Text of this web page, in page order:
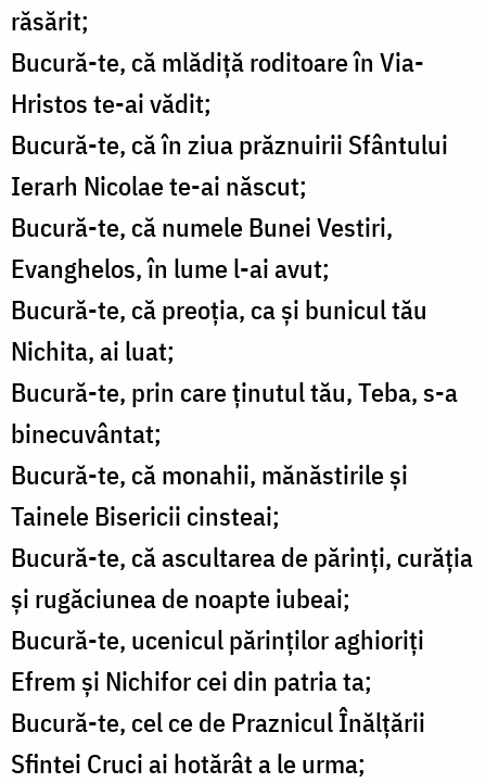
răsărit;
Bucură-te, că mlădiță roditoare în Via-
Hristos te-ai vădit;
Bucură-te, că în ziua prăznuirii Sfântului
Ierarh Nicolae te-ai născut;
Bucură-te, că numele Bunei Vestiri,
Evanghelos, în lume l-ai avut;
Bucură-te, că preoția, ca și bunicul tău
Nichita, ai luat;
Bucură-te, prin care ținutul tău, Teba, s-a
binecuvântat;
Bucură-te, că monahii, mănăstirile și
Tainele Bisericii cinsteai;
Bucură-te, că ascultarea de părinți, curăția
și rugăciunea de noapte iubeai;
Bucură-te, ucenicul părinților aghioriți
Efrem și Nichifor cei din patria ta;
Bucură-te, cel ce de Praznicul Înălțării
Sfintei Cruci ai hotărât a le urma;